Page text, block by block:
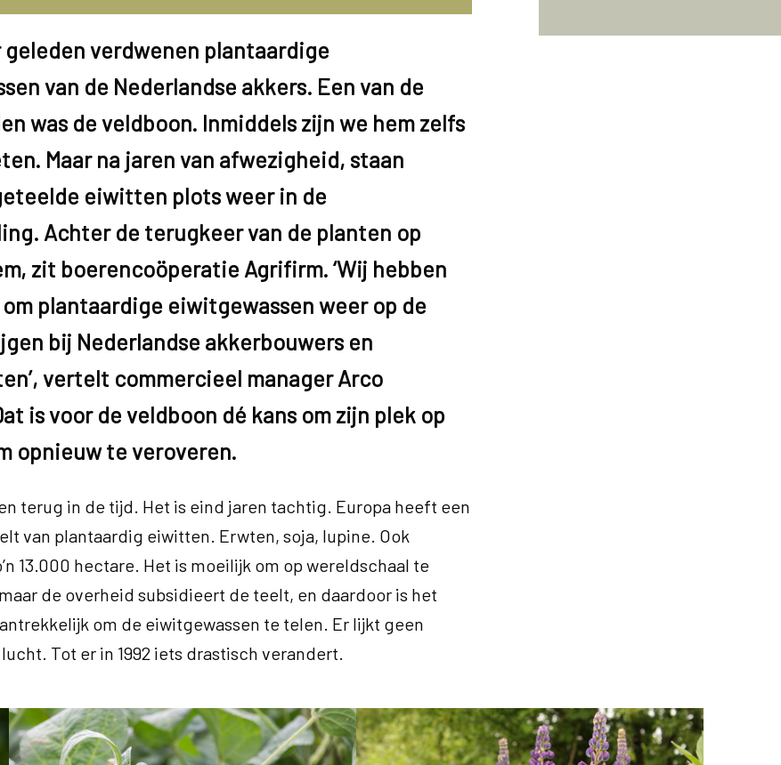
geleden verdwenen plantaardige
van de Nederlandse akkers. Een van de
was de veldboon. Inmiddels zijn we hem zelfs
Maar na jaren van afwezigheid, staan
eiwitten plots weer in de
Achter de terugkeer van de planten op
zit boerencoöperatie Agrifirm. ‘Wij hebben
plantaardige eiwitgewassen weer op de
bij Nederlandse akkerbouwers en
vertelt commercieel manager Arco
is voor de veldboon dé kans om zijn plek op
opnieuw te veroveren.
terug in de tijd. Het is eind jaren tachtig. Europa heeft een
van plantaardig eiwitten. Erwten, soja, lupine. Ook
13.000 hectare. Het is moeilijk om op wereldschaal te
de overheid subsidieert de teelt, en daardoor is het
om de eiwitgewassen te telen. Er lijkt geen
Tot er in 1992 iets drastisch verandert.